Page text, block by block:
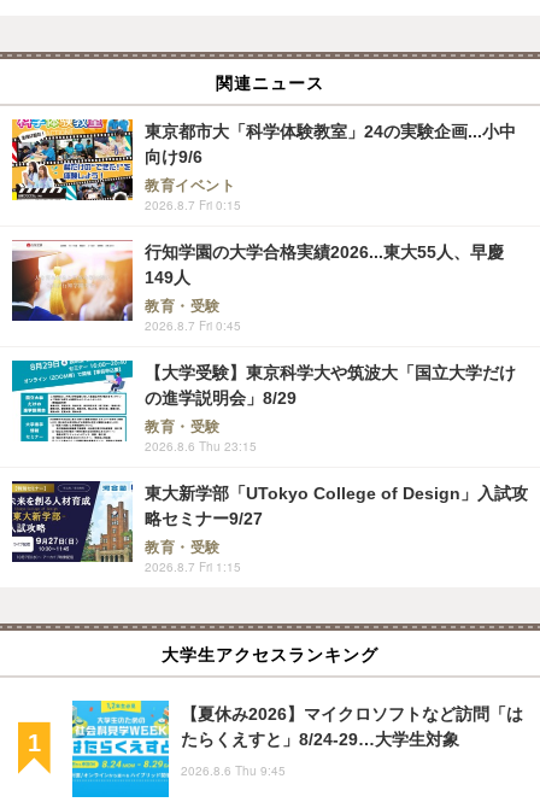
関連ニュース
東京都市大「科学体験教室」24の実験企画...小中
向け9/6
教育イベント
2026.8.7 Fri 0:15
行知学園の大学合格実績2026...東大55人、早慶
149人
教育・受験
2026.8.7 Fri 0:45
【大学受験】東京科学大や筑波大「国立大学だけ
の進学説明会」8/29
教育・受験
2026.8.6 Thu 23:15
東大新学部「UTokyo College of Design」入試攻
略セミナー9/27
教育・受験
2026.8.7 Fri 1:15
大学生アクセスランキング
【夏休み2026】マイクロソフトなど訪問「は
たらくえすと」8/24-29…大学生対象
2026.8.6 Thu 9:45